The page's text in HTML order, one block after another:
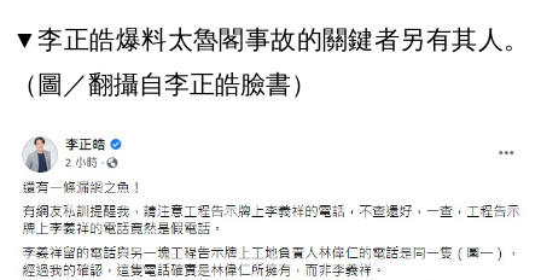
▼李正皓爆料太魯閣事故的關鍵者另有其人。
（圖／翻攝自李正皓臉書）